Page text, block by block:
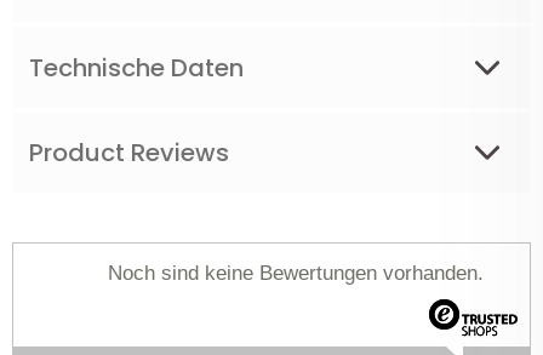
Technische Daten
Product Reviews
Noch sind keine Bewertungen vorhanden.